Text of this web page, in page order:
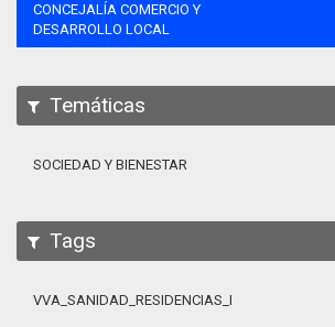
CONCEJALÍA COMERCIO Y
DESARROLLO LOCAL
Temáticas
SOCIEDAD Y BIENESTAR
Tags
VVA_SANIDAD_RESIDENCIAS_MAYORES_105